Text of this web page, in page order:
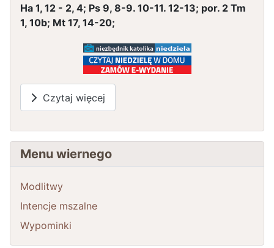
Ha 1, 12 - 2, 4; Ps 9, 8-9. 10-11. 12-13; por. 2 Tm
1, 10b; Mt 17, 14-20;
Czytaj więcej
Menu wiernego
Modlitwy
Intencje mszalne
Wypominki